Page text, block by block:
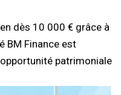
dès 10 000 € grâce à
BM Finance est
patrimoniale